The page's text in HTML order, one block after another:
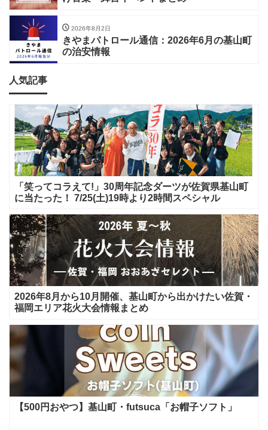
2026年8月2日
きやまパトロール通信：2026年6月の基山町
の治安情報
人気記事
「笑ってコラえて!」30周年記念ダーツが佐賀県基山町
に当たった！ 7/25(土)19時より2時間スペシャル
2026年8月から10月開催、基山町から出かけたい佐賀・
福岡エリア花火大会情報まとめ
【500円おやつ】基山町・futsuca「お帽子ソフト」